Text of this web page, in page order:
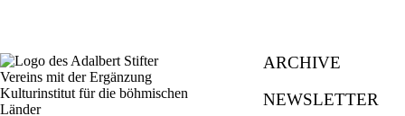
ARCHIVE
NEWSLETTER